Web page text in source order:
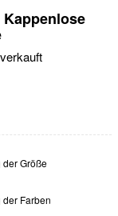
Größe
Farben